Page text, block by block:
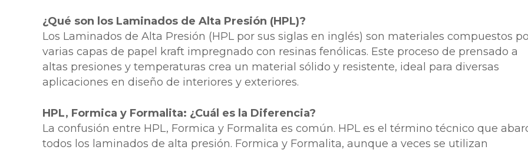
¿Qué son los Laminados de Alta Presión (HPL)?
Los Laminados de Alta Presión (HPL por sus siglas en inglés) son materiales compuestos
varias capas de papel kraft impregnado con resinas fenólicas. Este proceso de prensado a
altas presiones y temperaturas crea un material sólido y resistente, ideal para diversas
aplicaciones en diseño de interiores y exteriores.
HPL, Formica y Formalita: ¿Cuál es la Diferencia?
La confusión entre HPL, Formica y Formalita es común. HPL es el término técnico que
todos los laminados de alta presión. Formica y Formalita, aunque a veces se utilizan